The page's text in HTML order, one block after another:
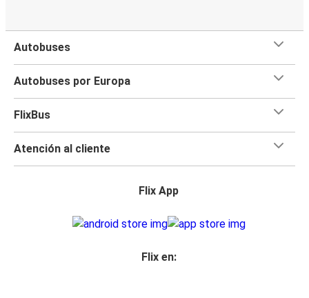
Autobuses
Autobuses por Europa
FlixBus
Atención al cliente
Flix App
Flix en: